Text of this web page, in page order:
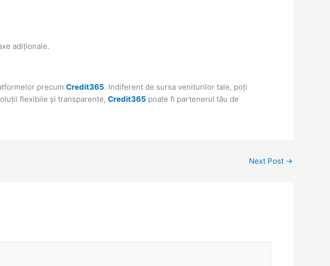
adiționale.
precum Credit365. Indiferent de sursa veniturilor tale, poți
flexibile și transparente, Credit365 poate fi partenerul tău de
Next Post →